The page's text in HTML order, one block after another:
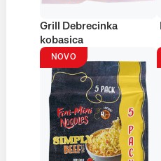
Grill Debrecinka
kobasica
NOVO